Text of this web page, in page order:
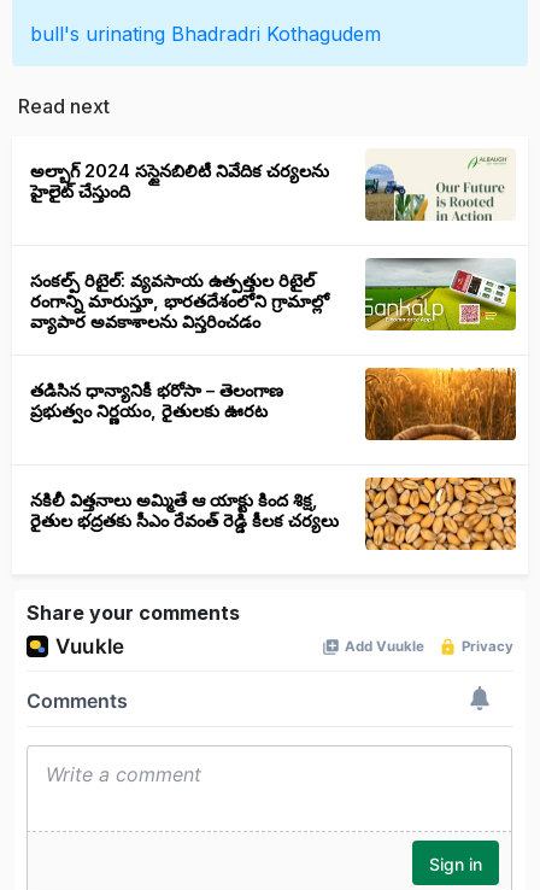
bull's urinating Bhadradri Kothagudem
Read next
అల్బాగ్ 2024 సస్టైనబిలిటీ నివేదిక చర్యలను
హైలైట్ చేస్తుంది
సంకల్ప్ రిటైల్: వ్యవసాయ ఉత్పత్తుల రిటైల్
రంగాన్ని మారుస్తూ, భారతదేశంలోని గ్రామాల్లో
వ్యాపార అవకాశాలను విస్తరించడం
తడిసిన ధాన్యానికీ భరోసా – తెలంగాణ
ప్రభుత్వం నిర్ణయం, రైతులకు ఊరట
నకిలీ విత్తనాలు అమ్మితే ఆ యాక్టు కింద శిక్ష,
రైతుల భద్రతకు సీఎం రేవంత్ రెడ్డి కీలక చర్యలు
Share your comments